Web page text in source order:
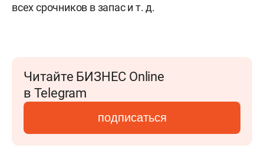
всех срочников в запаси т. д.
Читайте БИЗНЕС Online
в Telegram
подписаться